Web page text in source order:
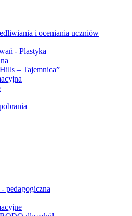
i oceniania uczniów
- Plastyka
– Tajemnica”
pedagogiczna